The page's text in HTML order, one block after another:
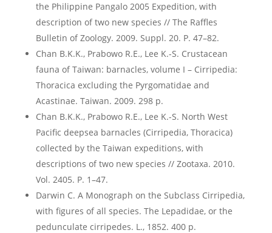
the Philippine Pangalo 2005 Expedition, with
description of two new species // The Raffles
Bulletin of Zoology. 2009. Suppl. 20. P. 47–82.
Chan B.K.K., Prabowo R.E., Lee K.-S. Crustacean
fauna of Taiwan: barnacles, volume I – Cirripedia:
Thoracica excluding the Pyrgomatidae and
Acastinae. Taiwan. 2009. 298 p.
Chan B.K.K., Prabowo R.E., Lee K.-S. North West
Pacific deepsea barnacles (Cirripedia, Thoracica)
collected by the Taiwan expeditions, with
descriptions of two new species // Zootaxa. 2010.
Vol. 2405. P. 1–47.
Darwin C. A Monograph on the Subclass Cirripedia,
with figures of all species. The Lepadidae, or the
pedunculate cirripedes. L., 1852. 400 p.